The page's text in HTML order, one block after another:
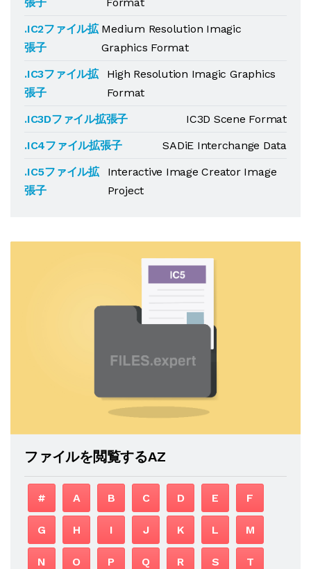
.IC2ファイル拡
張子
Medium Resolution Imagic
Graphics Format
.IC3ファイル拡
張子
High Resolution Imagic Graphics
Format
.IC3Dファイル拡張子
IC3D Scene Format
.IC4ファイル拡張子
SADiE Interchange Data
.IC5ファイル拡
張子
Interactive Image Creator Image
Project
ファイルを閲覧するAZ
# A B C D E F
G H I J K L M
N O P Q R S T